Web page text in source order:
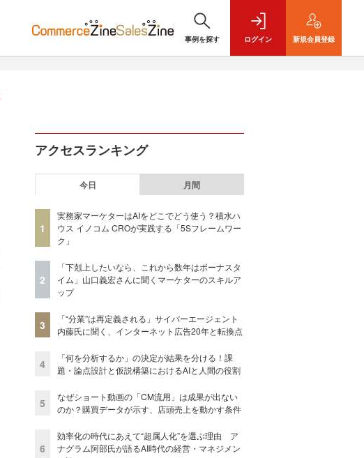
事例を探す ログイン 新規会員登録
アクセスランキング
今日 月間
1
実務家マーケターはAIをどこでどう使う？積水ハ
ウス イノコム CROが実践する「5Sフレームワー
ク」
2
「下剋上したいなら、これから数年はボーナスタ
イム」山口義宏さんに聞くマーケターのスキルア
ップ
3
「“分業”は再定義される」サイバーエージェント
内藤氏に聞く、インターネット広告20年と転換点
4
「何を分析するか」の決定が結果を分ける！課
題・論点設計と仮説構築におけるAIと人間の役割
5
なぜショート動画の「CM流用」は成果が出ない
のか？購買データが示す、店頭売上を動かす条件
6
効率化の時代にあえて“超属人化”を選ぶ理由 ア
ナグラム阿部氏が語るAI時代の経営・マネジメン